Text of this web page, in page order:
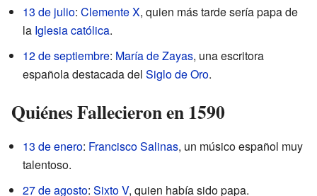
13 de julio: Clemente X, quien más tarde sería papa de
la Iglesia católica.
12 de septiembre: María de Zayas, una escritora
española destacada del Siglo de Oro.
Quiénes Fallecieron en 1590
13 de enero: Francisco Salinas, un músico español muy
talentoso.
27 de agosto: Sixto V, quien había sido papa.